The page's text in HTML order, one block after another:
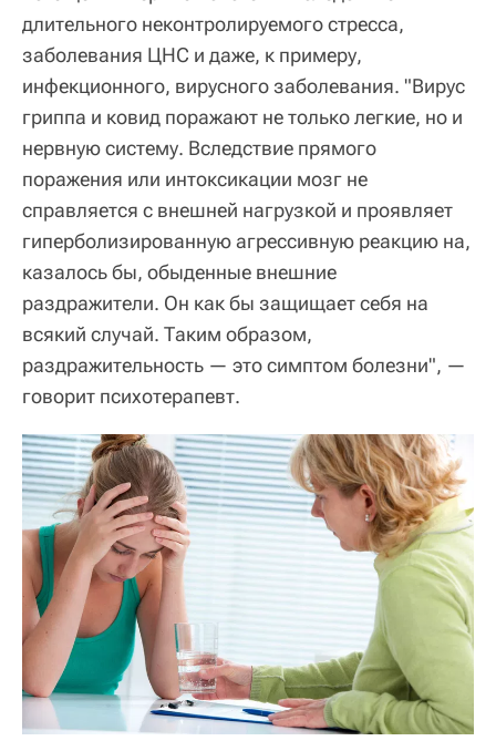
длительного неконтролируемого стресса,
заболевания ЦНС и даже, к примеру,
инфекционного, вирусного заболевания. "Вирус
гриппа и ковид поражают не только легкие, но и
нервную систему. Вследствие прямого
поражения или интоксикации мозг не
справляется с внешней нагрузкой и проявляет
гиперболизированную агрессивную реакцию на,
казалось бы, обыденные внешние
раздражители. Он как бы защищает себя на
всякий случай. Таким образом,
раздражительность — это симптом болезни", —
говорит психотерапевт.